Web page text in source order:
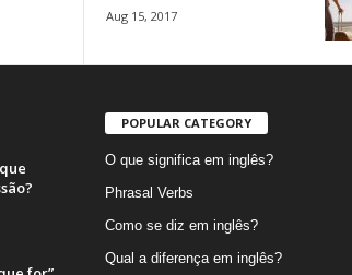
Aug 15, 2017
POPULAR CATEGORY
O que significa em inglês?
Phrasal Verbs
Como se diz em inglês?
Qual a diferença em inglês?